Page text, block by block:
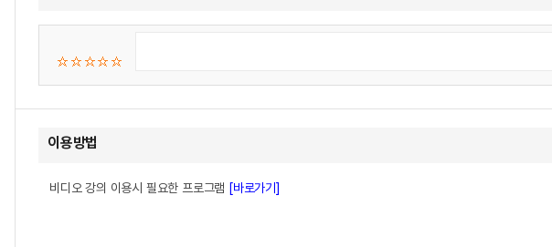
이용방법
비디오 강의 이용시 필요한 프로그램 [바로가기]